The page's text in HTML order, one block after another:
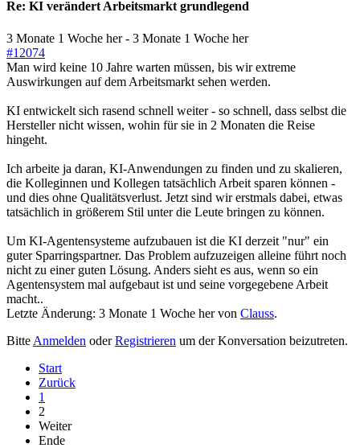
Re: KI verändert Arbeitsmarkt grundlegend
3 Monate 1 Woche her- 3 Monate 1 Woche her
#12074
Man wird keine 10 Jahre warten müssen, bis wir extreme
Auswirkungen auf dem Arbeitsmarkt sehen werden.
KI entwickelt sich rasend schnell weiter - so schnell, dass selbst die
Hersteller nicht wissen, wohin für sie in 2 Monaten die Reise
hingeht.
Ich arbeite ja daran, KI-Anwendungen zu finden und zu skalieren,
die Kolleginnen und Kollegen tatsächlich Arbeit sparen können -
und dies ohne Qualitätsverlust. Jetzt sind wir erstmals dabei, etwas
tatsächlich in größerem Stil unter die Leute bringen zu können.
Um KI-Agentensysteme aufzubauen ist die KI derzeit "nur" ein
guter Sparringspartner. Das Problem aufzuzeigen alleine führt noch
nicht zu einer guten Lösung. Anders sieht es aus, wenn so ein
Agentensystem mal aufgebaut ist und seine vorgegebene Arbeit
macht..
Letzte Änderung: 3 Monate 1 Woche her von Clauss.
Bitte Anmelden oderRegistrieren um der Konversation beizutreten.
Start
Zurück
1
2
Weiter
Ende